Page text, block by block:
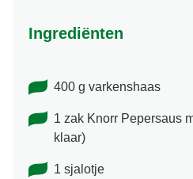
Ingrediënten
400 g varkenshaas
1 zak Knorr Pepersaus
klaar)
1 sjalotje